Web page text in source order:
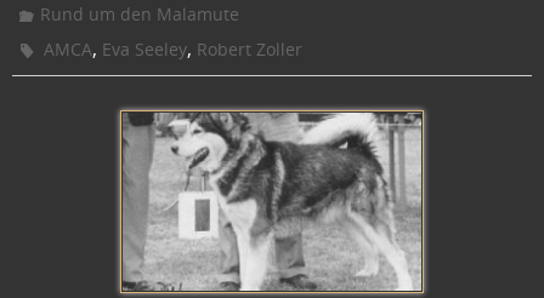
Rund um den Malamute
AMCA, Eva Seeley, Robert Zoller